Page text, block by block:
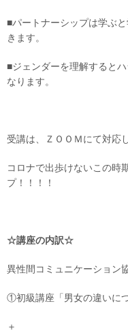
■パートナーシップは学ぶ
きます。
■ジェンダーを理解すると
なります。
受講は、ＺＯＯＭにて対応
コロナで出歩けないこの時
プ！！！！
☆講座の内訳☆
異性間コミュニケーション
①初級講座「男女の違いに
＋